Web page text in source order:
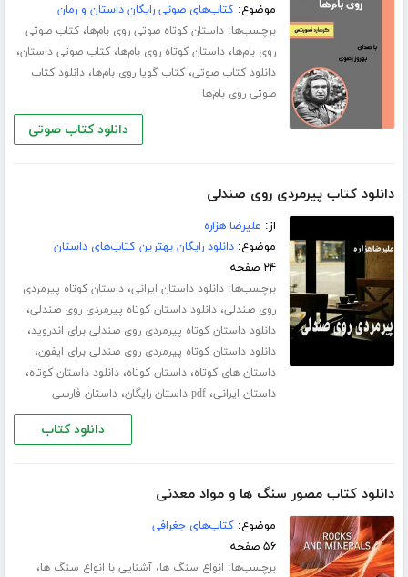
موضوع:کتاب‌های صوتی رایگان داستان و رمان
برچسب‌ها:داستان کوتاه صوتی روی بام‌ها،کتاب صوتی
روی بام‌ها،داستان کوتاه روی بام‌ها،کتاب صوتی داستان،
دانلود کتاب صوتی،کتاب گویا روی بام‌ها،دانلود کتاب
صوتی روی بام‌ها
دانلود کتاب صوتی
دانلود کتاب پیرمردی روی صندلی
از: علیرضا هزاره
موضوع:دانلود رایگان بهترین کتاب‌های داستان
۲۴ صفحه
برچسب‌ها:دانلود داستان ایرانی،داستان کوتاه پیرمردی
روی صندلی،دانلود داستان کوتاه پیرمردی روی صندلی،
دانلود داستان کوتاه پیرمردی روی صندلی برای اندروید،
دانلود داستان کوتاه پیرمردی روی صندلی برای ایفون،
داستان های کوتاه،داستان کوتاه،دانلود داستان کوتاه،
داستان ایرانی،pdf داستان رایگان ،داستان فارسی
دانلود کتاب
دانلود کتاب مصور سنگ ها و مواد معدنی
موضوع:کتاب‌های جغرافی
۵۶ صفحه
برچسب‌ها: انواع سنگ ها،آشنایی با انواع سنگ ها،